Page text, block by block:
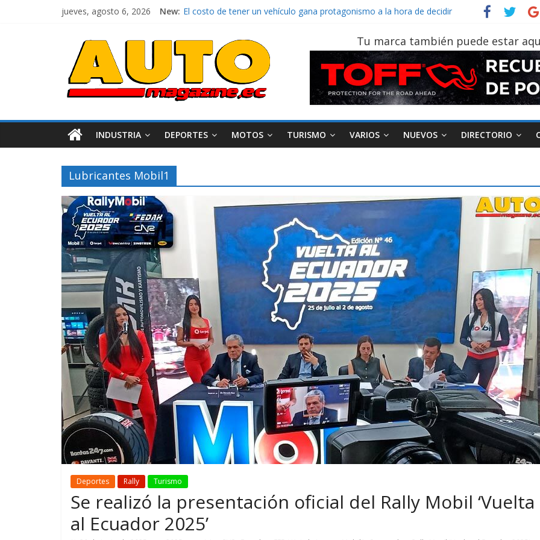
jueves, agosto 6, 2026 New: El costo de tener un vehículo gana protagonismo a la hora de decidir
¿Qué puede pasar con tu vehículo si permanece varios días sin usar?
La Vuelta al Ecuador 2026, edición 47ª, recorre 7 provincias en 8 días
La FEDAK recibe 12 Sinotruk Bolden para cubrir las rutas de La Vuelta
Tu marca también puede estar
INDUSTRIA DEPORTES MOTOS TURISMO VARIOS NUEVOS DIRECTORIO
Lubricantes Mobil1
Deportes Rally Turismo
Se realizó la presentación oficial del Rally Mobil ‘Vuelta
al Ecuador 2025’
Movilidad Varios
GM reafirma su
compromiso con movilidad
más segura y conectada
Movilidad Turismo Varios
¿Qué puede pasar con tu
vehículo si permanece
varios días sin usar?
AEADE Industria
Movilidad
Campaña busca cambiar
destino de los
en la región